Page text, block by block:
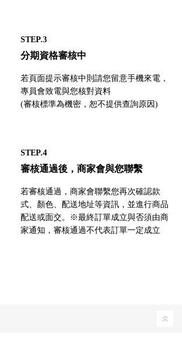
STEP.3
分期資格審核中
若頁面提示審核中則請您留意手機來電，
專員會致電與您核對資料
(審核標準為機密，恕不提供查詢原因)
STEP.4
審核通過後，商家會與您聯繫
若審核通過，商家會聯繫您再次確認款
式、顏色、配送地址等資訊，並進行商品
配送或面交。※最終訂單成立與否須由商
家通知，審核通過不代表訂單一定成立